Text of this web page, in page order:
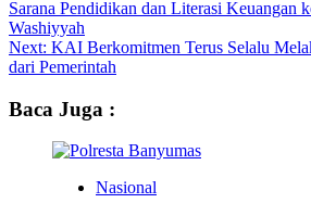
Sarana Pendidikan dan Literasi Keuangan
Washiyyah
Next: KAI Berkomitmen Terus Selalu
dari Pemerintah
Baca Juga :
Nasional